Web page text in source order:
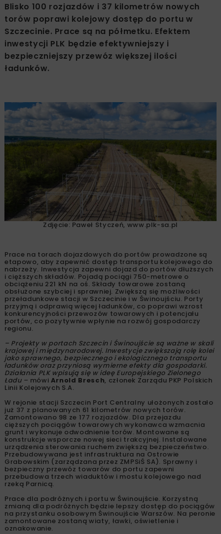
Blisko 100 rozjazdów i 37 kilometrów nowych
torów poprawi kolejowy dostęp do portu w
Szczecinie. Prace są na półmetku. Efektem
inwestycji PLK będzie efektywniejszy i
bezpieczniejszy przewóz większej ilości
ładunków.
Zdjęcie: Paweł Styczeń, www.plk-sa.pl
Prace na torach dojazdowych do portów prowadzone są
etapowo, aby zapewnić dostęp transportu kolejowego do
nabrzeży. Inwestycja zapewni dojazd do portów dłuższych
i cięższych składów. Pojadą pociągi 750-metrowe o
obciążeniu 221 kN na oś. Składy towarowe zostaną
obsłużone szybciej i sprawniej. Zwiększą się możliwości
przeładunkowe stacji w Szczecinie i w Świnoujściu. Porty
przyjmą i odprawią więcej ładunków, co poprawi wzrost
konkurencyjności przewozów towarowych i potencjału
portów, co pozytywnie wpłynie na rozwój gospodarczy
regionu.
– Projekty w portach Szczecin i Świnoujście są ważne w skali
krajowej i międzynarodowej. Inwestycje zwiększają rolę kolei
jako sprawnego, bezpiecznego i ekologicznego transportu
ładunków oraz przyniosą wymierne efekty dla gospodarki.
Działania PLK wpisują się w ideę Europejskiego Zielonego
Ładu – mówi Arnold Bresch, członek Zarządu PKP Polskich
Linii Kolejowych S.A.
W rejonie stacji Szczecin Port Centralny ułożonych zostało
już 37 z planowanych 61 kilometrów nowych torów.
Zamontowano 98 ze 177 rozjazdów. Dla przejazdu
cięższych pociągów towarowych wykonawca wzmacnia
grunt i wykonuje odwodnienie torów. Montowane są
konstrukcje wsporcze nowej sieci trakcyjnej. Instalowane
urządzenia sterowania ruchem zwiększą bezpieczeństwo.
Przebudowywana jest infrastruktura na Ostrowie
Grabowskim (zarządzana przez ZMPSiŚ SA). Sprawny i
bezpieczny przewóz towarów do portu zapewni
przebudowa trzech wiaduktów i mostu kolejowego nad
rzeką Parnicą.
Prace dla podróżnych i portu w Świnoujście. Korzystną
zmianą dla podróżnych będzie lepszy dostęp do pociągów
na przystanku osobowym Świnoujście Warszów. Na peronie
zamontowane zostaną wiaty, ławki, oświetlenie i
oznakowanie.